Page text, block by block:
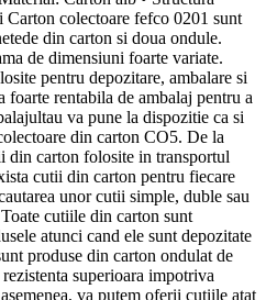
colectoare fefco 0201 sunt
din carton si doua ondule.
de dimensiuni foarte variate.
pentru depozitare, ambalare si
foarte rentabila de ambalaj pentru a
va pune la dispozitie ca si
din carton CO5. De la
din carton folosite in transportul
cutii din carton pentru fiecare
unor cutii simple, duble sau
cutiile din carton sunt
atunci cand ele sunt depozitate
produse din carton ondulat de
superioara impotriva
va putem oferii cutiile atat